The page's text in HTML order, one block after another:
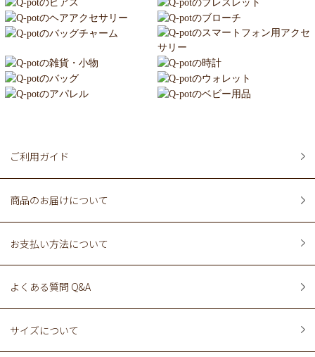
ご利用ガイド
商品のお届けについて
お支払い方法について
よくある質問 Q&A
サイズについて